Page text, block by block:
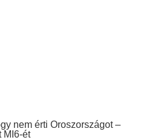
nem érti Oroszországot –
MI6-ét